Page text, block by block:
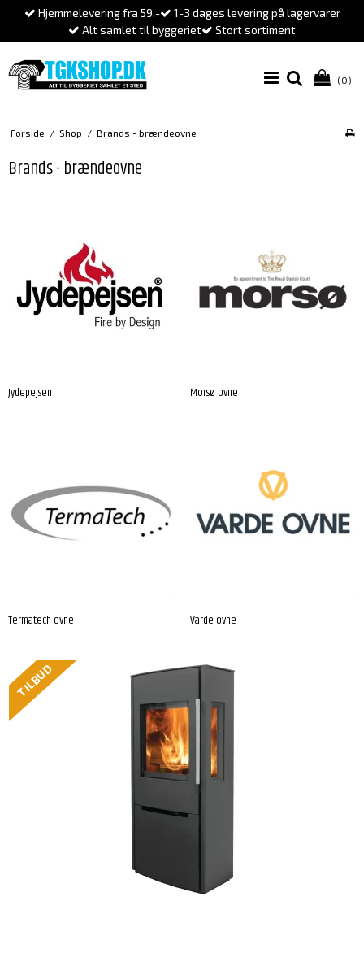
Hjemmelevering fra 59,-
1-3 dages levering på lagervarer
Alt samlet til byggeriet
Stort sortiment
(0)
Forside / Shop / Brands - brændeovne
Brands - brændeovne
Jydepejsen Morsø ovne
Termatech ovne Varde ovne
TILBUD